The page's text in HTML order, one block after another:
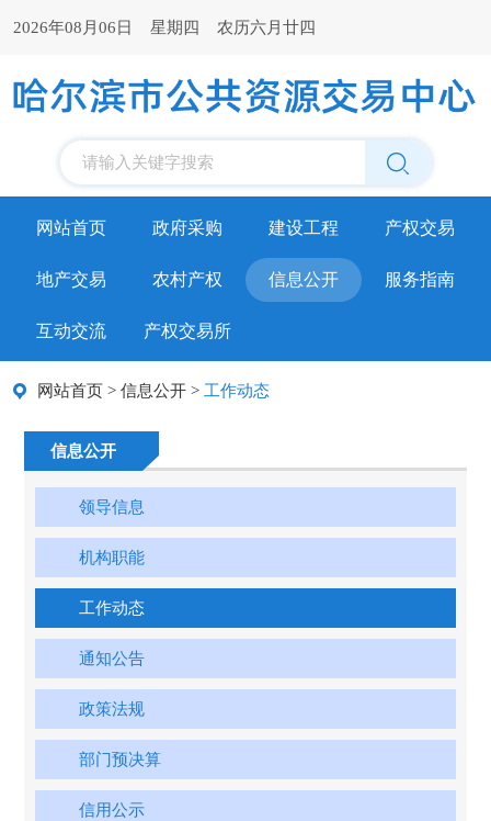
2026年08月06日 星期四 农历六月廿四
请输入关键字搜索
网站首页 政府采购 建设工程 产权交易
地产交易 农村产权 信息公开 服务指南
互动交流 产权交易所
网站首页 > 信息公开 > 工作动态
信息公开
领导信息
机构职能
工作动态
通知公告
政策法规
部门预决算
信用公示